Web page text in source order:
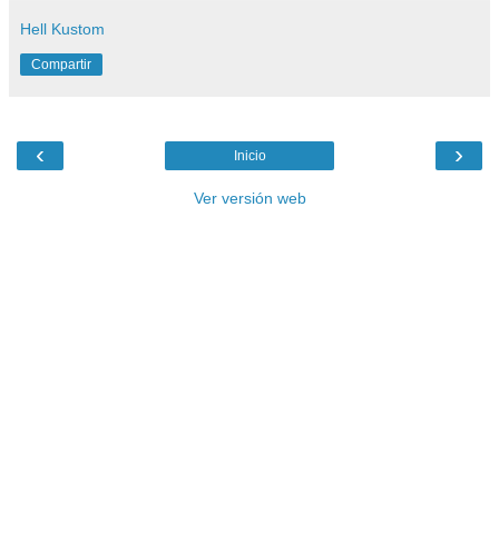
Hell Kustom
Compartir
‹ ›
Inicio
Ver versión web